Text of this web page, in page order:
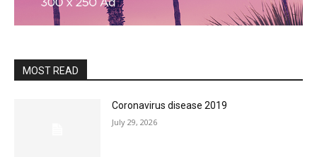
MOST READ
Coronavirus disease 2019
July 29, 2026